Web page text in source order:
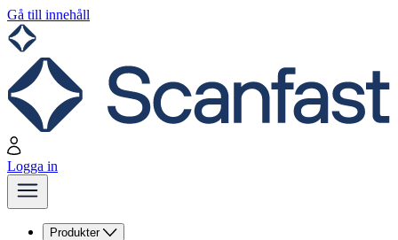
Gå till innehåll
Logga in
Produkter